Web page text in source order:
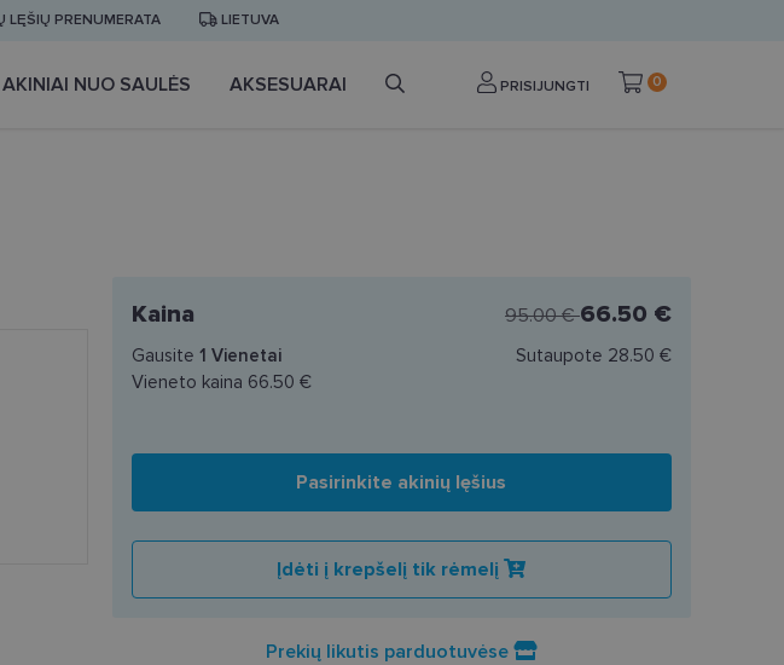
LĘŠIŲ PRENUMERATA LIETUVA
AKINIAI NUO SAULĖS AKSESUARAI PRISIJUNGTI 0
Kaina 95.00 €66.50 €
Gausite 1 Vienetai
Vieneto kaina 66.50 €
Sutaupote 28.50 €
Pasirinkite akinių lęšius
Įdėti į krepšelį tik rėmelį
Prekių likutis parduotuvėse